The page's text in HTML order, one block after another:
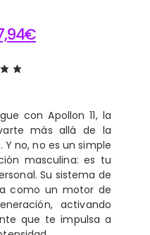
€
con Apollon 11, la
más allá de la
no, no es un simple
masculina: es tu
Su sistema de
como un motor de
activando
que te impulsa a